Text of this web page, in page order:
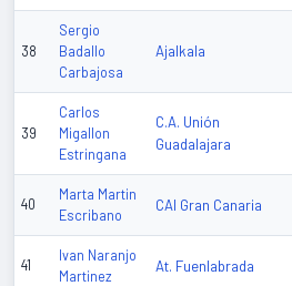
38
Sergio
Badallo
Carbajosa
Ajalkala
39
Carlos
Migallon
Estringana
C.A. Unión
Guadalajara
40
Marta Martin
Escribano
CAI Gran Canaria
41
Ivan Naranjo
Martinez
At. Fuenlabrada